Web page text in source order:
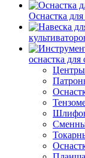
Оснастка
оснастка для